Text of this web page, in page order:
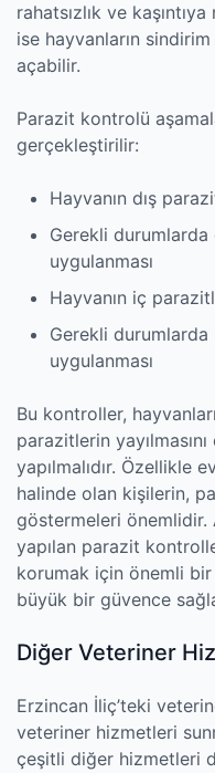
rahatsızlık ve
ise hayvanların
açabilir.
Parazit kontrolü
gerçekleştirilir:
Hayvanın dış
Gerekli durumlarda
uygulanması
Hayvanın iç
Gerekli durumlarda
uygulanması
Bu kontroller,
parazitlerin
yapılmalıdır. Özellikle
halinde olan kişilerin,
göstermeleri önemlidir.
yapılan parazit
korumak için önemli bir
büyük bir güvence
Diğer Veteriner
Erzincan İliç’teki
veteriner hizmetleri
çeşitli diğer hizmetleri